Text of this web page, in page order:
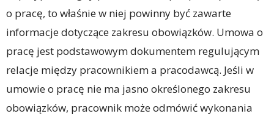
o pracę, to właśnie w niej powinny być zawarte
informacje dotyczące zakresu obowiązków. Umowa o
pracę jest podstawowym dokumentem regulującym
relacje między pracownikiem a pracodawcą. Jeśli w
umowie o pracę nie ma jasno określonego zakresu
obowiązków, pracownik może odmówić wykonania